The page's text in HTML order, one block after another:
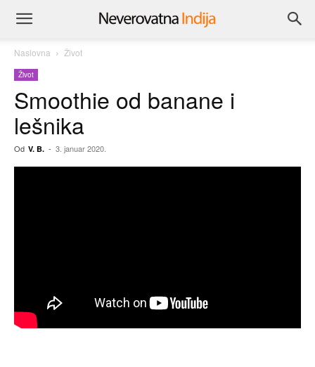
Naslovna Život
Život
Smoothie od banane i
lešnika
Od V. B. - 3. januar 2020.